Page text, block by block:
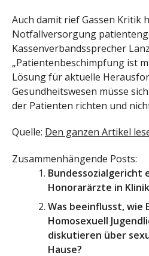
Auch damit rief Gassen Kritik
Notfallversorgung
Kassenverbandssprecher
„Patientenbeschimpfung ist
Lösung für aktuelle
Gesundheitswesen müsse
der Patienten richten und
Quelle: Den ganzen Artikel
Zusammenhängende Posts:
Bundessozialgericht
Honorarärzte in
Was beeinflusst, wie
Homosexuell
diskutieren über
Hause?